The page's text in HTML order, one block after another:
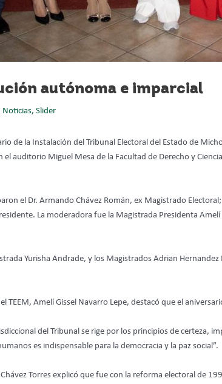
autónoma e imparcial
Noticias, Slider
de la Instalación del Tribunal Electoral del Estado de
el auditorio Miguel Mesa de la Facultad de Derecho y
el Dr. Armando Chávez Román, ex Magistrado
La moderadora fue la Magistrada Presidenta Amelí
Yurisha Andrade, y los Magistrados Adrian
TEEM, Amelí Gissel Navarro Lepe, destacó que el
del Tribunal se rige por los principios de certeza,
es indispensable para la democracia y la paz social”.
Torres explicó que fue con la reforma electoral de